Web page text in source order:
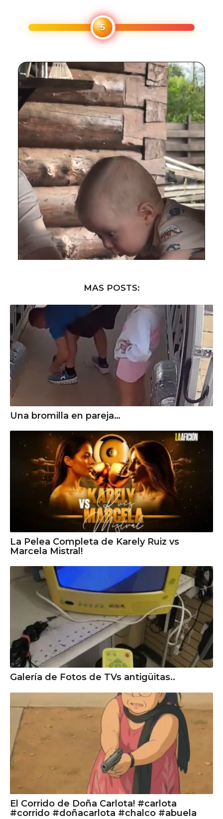
MAS POSTS:
Una bromilla en pareja…
La Pelea Completa de Karely Ruiz vs
Marcela Mistral!
Galería de Fotos de TVs antigüitas..
El Corrido de Doña Carlota! #carlota
#corrido #doñacarlota #chalco #abuela